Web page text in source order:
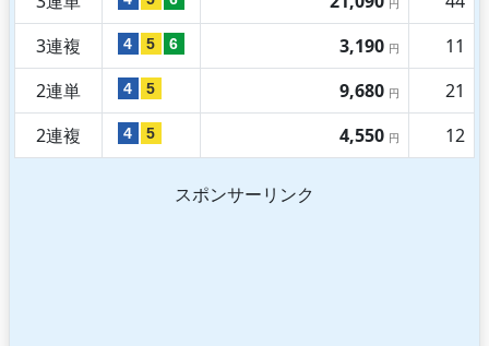
円
3連複
4 5 6 3,190 円
11
2連単
4 5 9,680 円
21
2連複
4 5 4,550 円 12
スポンサーリンク